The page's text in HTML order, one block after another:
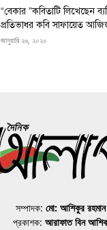
“বেকার ”কবিতাটি লিখেছেন
প্রতিভাধর কবি সাফায়েত
জানুয়ারি ২৬, ২০২০
সম্পাদক: মো: আশিকুর রহমান
প্রকাশক: আরাফাত বিন